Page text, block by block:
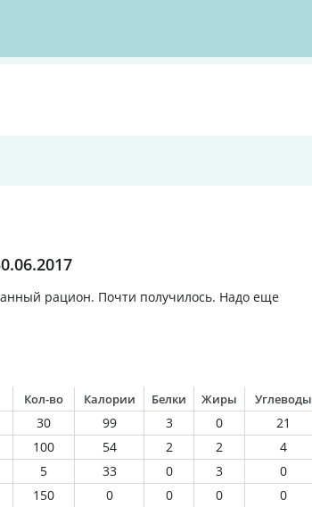
рацион. Почти получилось. Надо еще
Кол-во Калории Белки Жиры Углеводы
30 99 3 0
21
100 54 2 2
4
5 33 0 3
0
150 0 0 0
0